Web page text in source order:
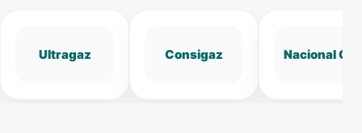
Ultragaz Consigaz Nacional Gás